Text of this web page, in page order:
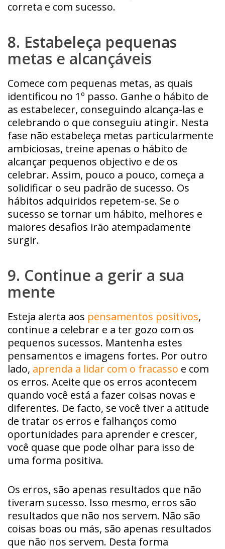
correta e com sucesso.
8. Estabeleça pequenas
metas e alcançáveis
Comece com pequenas metas, as quais
identificou no 1º passo. Ganhe o hábito de
as estabelecer, conseguindo alcança-las e
celebrando o que conseguiu atingir. Nesta
fase não estabeleça metas particularmente
ambiciosas, treine apenas o hábito de
alcançar pequenos objectivo e de os
celebrar. Assim, pouco a pouco, começa a
solidificar o seu padrão de sucesso. Os
hábitos adquiridos repetem-se. Se o
sucesso se tornar um hábito, melhores e
maiores desafios irão atempadamente
surgir.
9. Continue a gerir a sua
mente
Esteja alerta aos pensamentos positivos,
continue a celebrar e a ter gozo com os
pequenos sucessos. Mantenha estes
pensamentos e imagens fortes. Por outro
lado, aprenda a lidar com o fracasso e com
os erros. Aceite que os erros acontecem
quando você está a fazer coisas novas e
diferentes. De facto, se você tiver a atitude
de tratar os erros e falhanços como
oportunidades para aprender e crescer,
você quase que pode olhar para isso de
uma forma positiva.
Os erros, são apenas resultados que não
tiveram sucesso. Isso mesmo, erros são
resultados que não nos servem. Não são
coisas boas ou más, são apenas resultados
que não nos servem. Desta forma